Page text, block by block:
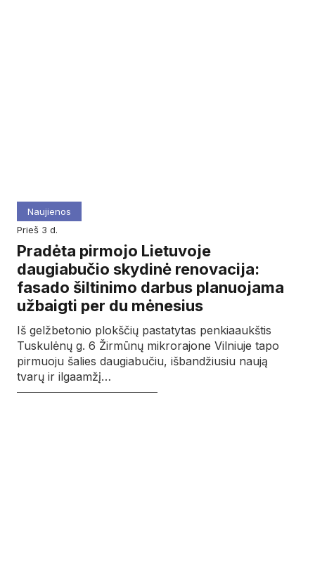
Naujienos
prieš 3 d.
Pradėta pirmojo Lietuvoje
daugiabučio skydinė renovacija:
fasado šiltinimo darbus planuojama
užbaigti per du mėnesius
Iš gelžbetonio plokščių pastatytas penkiaaukštis
Tuskulėnų g. 6 Žirmūnų mikrorajone Vilniuje tapo
pirmuoju šalies daugiabučiu, išbandžiusiu naują
tvarų ir ilgaamžį…